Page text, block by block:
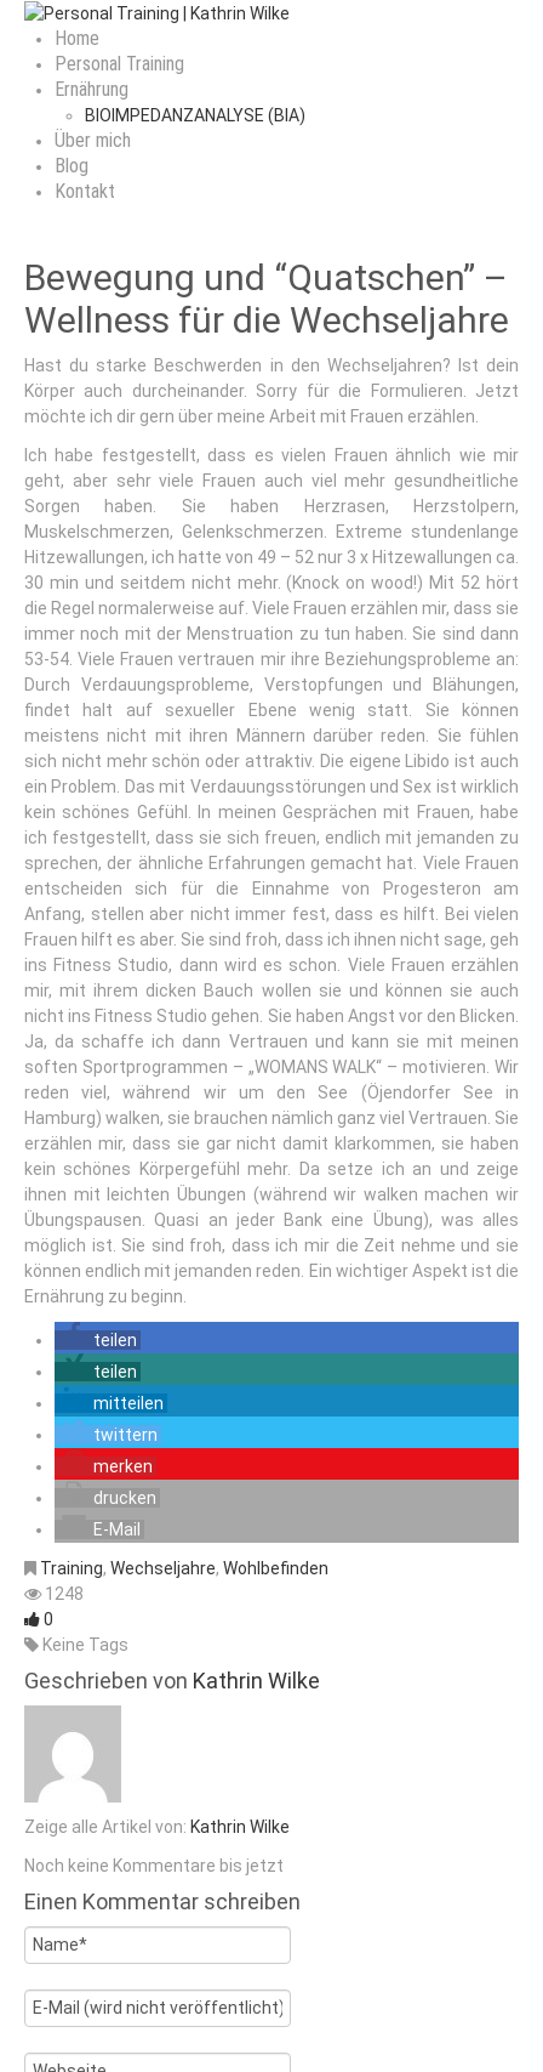
Home
Personal Training
Ernährung
BIOIMPEDANZANALYSE (BIA)
Über mich
Blog
Kontakt
Bewegung und “Quatschen” –
Wellness für die Wechseljahre
Hast du starke Beschwerden in den Wechseljahren? Ist dein
Körper auch durcheinander. Sorry für die Formulieren. Jetzt
möchte ich dir gern über meine Arbeit mit Frauen erzählen.
Ich habe festgestellt, dass es vielen Frauen ähnlich wie mir
geht, aber sehr viele Frauen auch viel mehr gesundheitliche
Sorgen haben. Sie haben Herzrasen, Herzstolpern,
Muskelschmerzen, Gelenkschmerzen. Extreme stundenlange
Hitzewallungen, ich hatte von 49 – 52 nur 3 x Hitzewallungen ca.
30 min und seitdem nicht mehr. (Knock on wood!) Mit 52 hört
die Regel normalerweise auf. Viele Frauen erzählen mir, dass sie
immer noch mit der Menstruation zu tun haben. Sie sind dann
53-54. Viele Frauen vertrauen mir ihre Beziehungsprobleme an:
Durch Verdauungsprobleme, Verstopfungen und Blähungen,
findet halt auf sexueller Ebene wenig statt. Sie können
meistens nicht mit ihren Männern darüber reden. Sie fühlen
sich nicht mehr schön oder attraktiv. Die eigene Libido ist auch
ein Problem. Das mit Verdauungsstörungen und Sex ist wirklich
kein schönes Gefühl. In meinen Gesprächen mit Frauen, habe
ich festgestellt, dass sie sich freuen, endlich mit jemanden zu
sprechen, der ähnliche Erfahrungen gemacht hat. Viele Frauen
entscheiden sich für die Einnahme von Progesteron am
Anfang, stellen aber nicht immer fest, dass es hilft. Bei vielen
Frauen hilft es aber. Sie sind froh, dass ich ihnen nicht sage, geh
ins Fitness Studio, dann wird es schon. Viele Frauen erzählen
mir, mit ihrem dicken Bauch wollen sie und können sie auch
nicht ins Fitness Studio gehen. Sie haben Angst vor den Blicken.
Ja, da schaffe ich dann Vertrauen und kann sie mit meinen
soften Sportprogrammen – „WOMANS WALK“ – motivieren. Wir
reden viel, während wir um den See (Öjendorfer See in
Hamburg) walken, sie brauchen nämlich ganz viel Vertrauen. Sie
erzählen mir, dass sie gar nicht damit klarkommen, sie haben
kein schönes Körpergefühl mehr. Da setze ich an und zeige
ihnen mit leichten Übungen (während wir walken machen wir
Übungspausen. Quasi an jeder Bank eine Übung), was alles
möglich ist. Sie sind froh, dass ich mir die Zeit nehme und sie
können endlich mit jemanden reden. Ein wichtiger Aspekt ist die
Ernährung zu beginn.
teilen
teilen
mitteilen
twittern
merken
drucken
E-Mail
Training, Wechseljahre, Wohlbefinden
1248
0
Keine Tags
Geschrieben von Kathrin Wilke
Zeige alle Artikel von: Kathrin Wilke
Noch keine Kommentare bis jetzt
Einen Kommentar schreiben